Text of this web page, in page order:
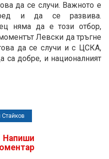
да се случи. Важното е
и да се развива.
няма да е този отбор,
Левски да тръгне
да се случи и с ЦСКА,
са добре, и националният
Напиши